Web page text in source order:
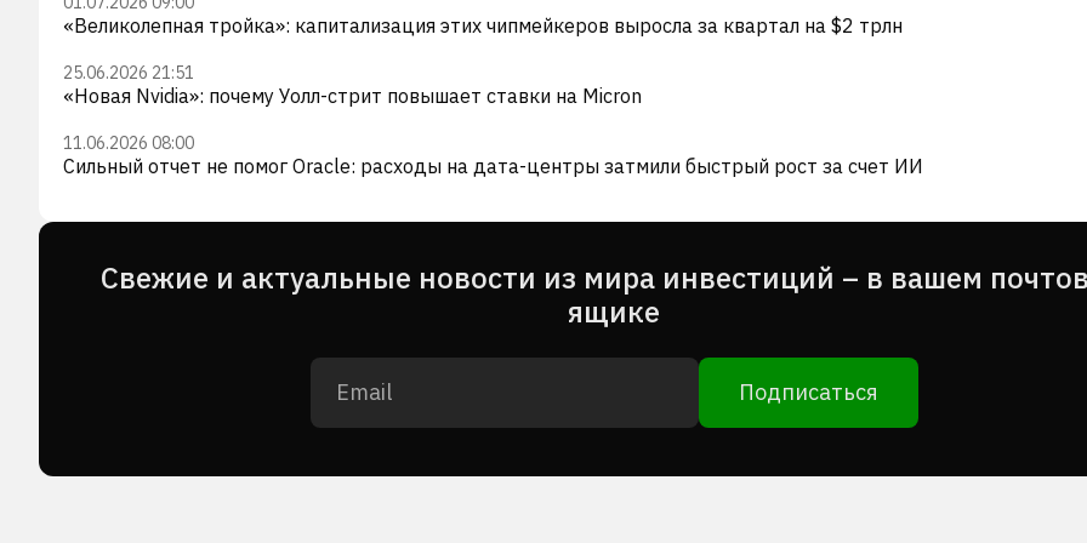
«Великолепная тройка»: капитализация этих чипмейкеров выросла за квартал на $2 трлн
25.06.2026 21:51
«Новая Nvidia»: почему Уолл-стрит повышает ставки на Micron
11.06.2026 08:00
Сильный отчет не помог Oracle: расходы на дата-центры затмили быстрый рост за счет ИИ
Cвежие и актуальные новости из мира инвестиций – в вашем
ящике
Подписаться